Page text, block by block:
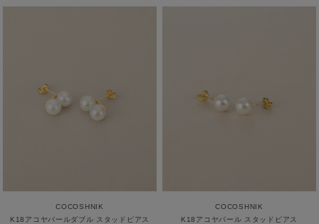
COCOSHNIK
K18アコヤパールダブル スタッドピアス
COCOSHNIK
K18アコヤパール スタッドピアス